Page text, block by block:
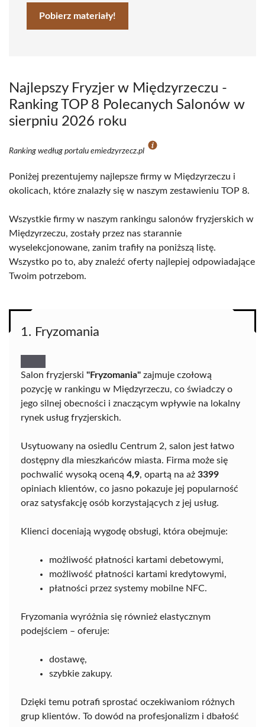
Pobierz materiały!
Najlepszy Fryzjer w Międzyrzeczu -
Ranking TOP 8 Polecanych Salonów w
sierpniu 2026 roku
Ranking według portalu emiedzyrzecz.pl
Poniżej prezentujemy najlepsze firmy w Międzyrzeczu i
okolicach, które znalazły się w naszym zestawieniu TOP 8.
Wszystkie firmy w naszym rankingu salonów fryzjerskich w
Międzyrzeczu, zostały przez nas starannie
wyselekcjonowane, zanim trafiły na poniższą listę.
Wszystko po to, aby znaleźć oferty najlepiej odpowiadające
Twoim potrzebom.
1. Fryzomania
Salon fryzjerski "Fryzomania" zajmuje czołową
pozycję w rankingu w Międzyrzeczu, co świadczy o
jego silnej obecności i znaczącym wpływie na lokalny
rynek usług fryzjerskich.
Usytuowany na osiedlu Centrum 2, salon jest łatwo
dostępny dla mieszkańców miasta. Firma może się
pochwalić wysoką oceną 4,9, opartą na aż 3399
opiniach klientów, co jasno pokazuje jej popularność
oraz satysfakcję osób korzystających z jej usług.
Klienci doceniają wygodę obsługi, która obejmuje:
możliwość płatności kartami debetowymi,
możliwość płatności kartami kredytowymi,
płatności przez systemy mobilne NFC.
Fryzomania wyróżnia się również elastycznym
podejściem – oferuje:
dostawę,
szybkie zakupy.
Dzięki temu potrafi sprostać oczekiwaniom różnych
grup klientów. To dowód na profesjonalizm i dbałość